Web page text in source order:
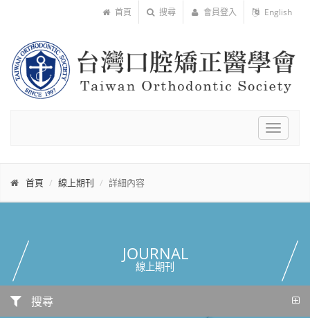
首頁 搜尋 會員登入 English
Toggle
首頁 線上期刊 詳細內容
JOURNAL
線上期刊
搜尋